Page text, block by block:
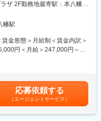
土日祝出勤は発生しておりま
できない事項もありますの
て頂きます。
えることで、より精錬された
ります。
ルの製造販売を主軸としてお
風を受け、業績は安定してお
ろん、ディスプレイやPOP作
の業務はありません。
ップはいつも同じものではあ
ら、定期的にお店を覗きに来
ザ 2F勤務地最寄駅：本八幡駅
幡駅
金形態＞月給制＜賃金内訳＞
円＜月給＞247,000円～
による■モデル年収：スタッフ
391万円賃金はあくまでも目安
る可能性があります。月給(月
応募依頼する
（エージェントサービス）